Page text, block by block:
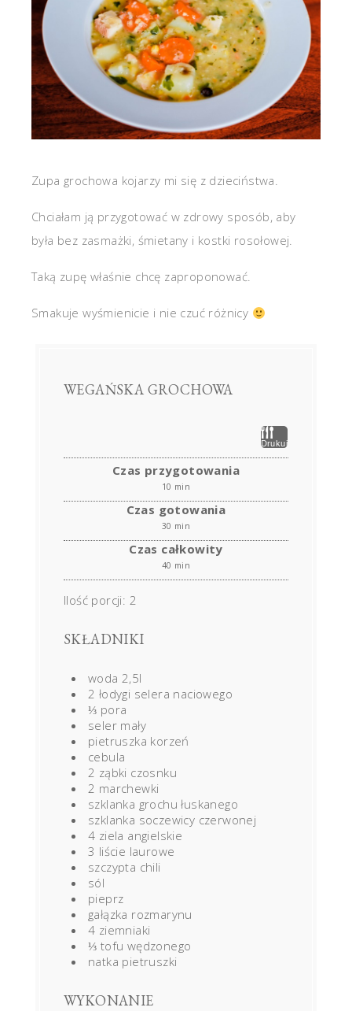
Zupa grochowa kojarzy mi się z dzieciństwa.
Chciałam ją przygotować w zdrowy sposób, aby
była bez zasmażki, śmietany i kostki rosołowej.
Taką zupę właśnie chcę zaproponować.
Smakuje wyśmienicie i nie czuć różnicy
WEGAŃSKA GROCHOWA
Drukuj
Czas przygotowania
10 min
Czas gotowania
30 min
Czas całkowity
40 min
Ilość porcji: 2
SKŁADNIKI
woda 2,5l
2 łodygi selera naciowego
⅓ pora
seler mały
pietruszka korzeń
cebula
2 ząbki czosnku
2 marchewki
szklanka grochu łuskanego
szklanka soczewicy czerwonej
4 ziela angielskie
3 liście laurowe
szczypta chili
sól
pieprz
gałązka rozmarynu
4 ziemniaki
⅓ tofu wędzonego
natka pietruszki
WYKONANIE